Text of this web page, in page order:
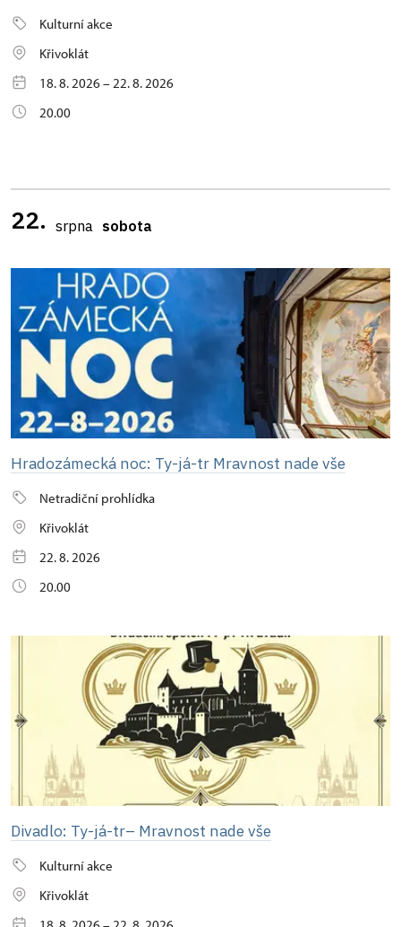
Kulturní akce
Křivoklát
18. 8. 2026 – 22. 8. 2026
20.00
22. srpna sobota
Hradozámecká noc: Ty-já-tr Mravnost nade vše
Netradiční prohlídka
Křivoklát
22. 8. 2026
20.00
Divadlo: Ty-já-tr– Mravnost nade vše
Kulturní akce
Křivoklát